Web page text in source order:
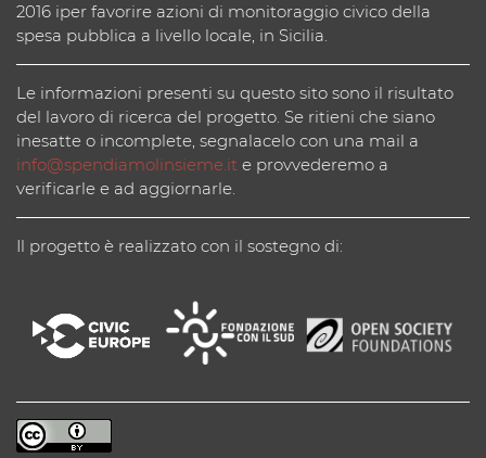
2016 iper favorire azioni di monitoraggio civico della
spesa pubblica a livello locale, in Sicilia.
Le informazioni presenti su questo sito sono il risultato
del lavoro di ricerca del progetto. Se ritieni che siano
inesatte o incomplete, segnalacelo con una mail a
info@spendiamolinsieme.it e provvederemo a
verificarle e ad aggiornarle.
Il progetto è realizzato con il sostegno di: